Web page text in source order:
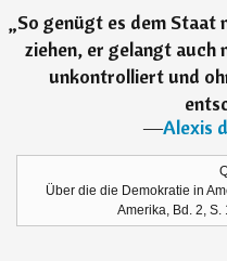
„So genügt es dem Staat
ziehen, er gelangt auch
unkontrolliert und
―Alexis
Über die die Demokratie in
Amerika, Bd. 2, S.